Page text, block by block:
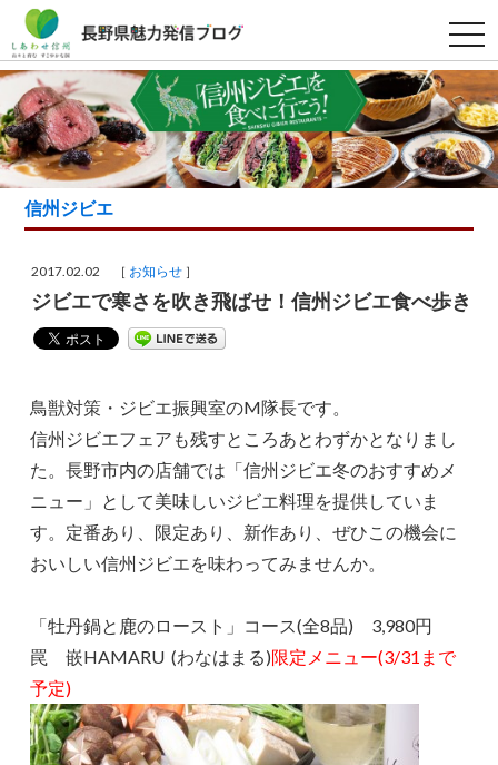
t
o
g
g
l
e
n
a
v
i
t
信州ジビエ
2017.02.02 ［ お知らせ ］
ジビエで寒さを吹き飛ばせ！信州ジビエ食べ歩き
鳥獣対策・ジビエ振興室のM隊長です。
信州ジビエフェアも残すところあとわずかとなりまし
た。長野市内の店舗では「信州ジビエ冬のおすすめメ
ニュー」として美味しいジビエ料理を提供していま
す。定番あり、限定あり、新作あり、ぜひこの機会に
おいしい信州ジビエを味わってみませんか。
「牡丹鍋と鹿のロースト」コース(全8品) 3,980円
罠 嵌HAMARU (わなはまる)限定メニュー(3/31まで
予定)